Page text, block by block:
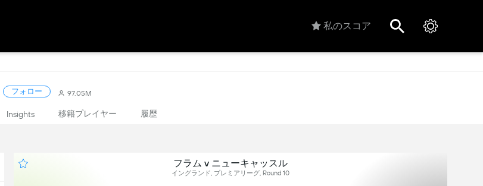
私のスコア
フォロー 97.05M
Insights 移籍プレイヤー 履歴
フラム v ニューキャッスル
イングランド, プレミアリーグ, Round 10